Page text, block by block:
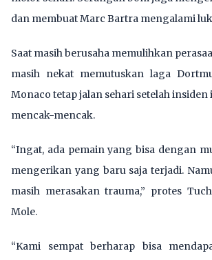
dan membuat Marc Bartra mengalami
Saat masih berusaha memulihkan
masih nekat memutuskan laga
Monaco tetap jalan sehari setelah insiden
mencak-mencak.
“Ingat, ada pemain yang bisa dengan
mengerikan yang baru saja terjadi.
masih merasakan trauma,” protes
Mole.
“Kami sempat berharap bisa